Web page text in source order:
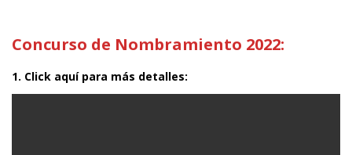
Concurso de Nombramiento 2022:
1. Click aquí para más detalles: